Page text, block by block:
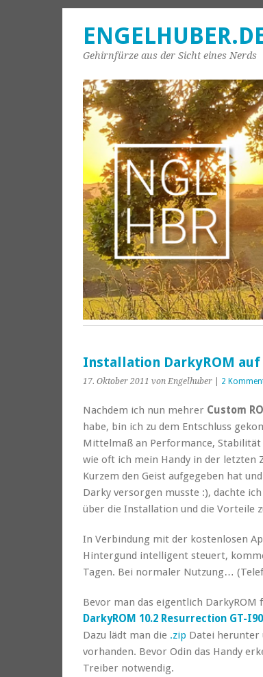
Gehirnfürze aus der Sicht eines Nerds
Installation DarkyROM auf
17. Oktober 2011 von Engelhuber 2
Nachdem ich nun mehrer Custom
habe, bin ich zu dem Entschluss
Mittelmaß an Performance,
wie oft ich mein Handy in der letzten
Kurzem den Geist aufgegeben hat
Darky versorgen musste :), dachte
über die Installation und die Vorteile
In Verbindung mit der kostenlosen
Hintergund intelligent steuert,
Tagen. Bei normaler Nutzung…
Bevor man das eigentlich
DarkyROM 10.2 Resurrection GT-
Dazu lädt man die .zip Datei herunter
vorhanden. Bevor Odin das Handy
Treiber notwendig.